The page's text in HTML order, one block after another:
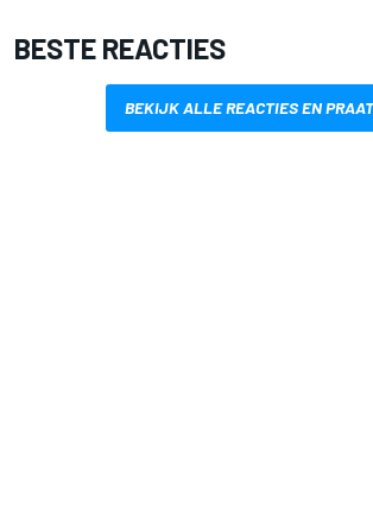
BESTE REACTIES
BEKIJK ALLE REACTIES EN